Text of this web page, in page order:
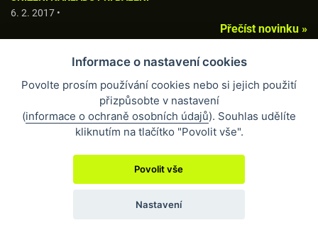
6. 2. 2017 •
Přečíst novinku »
UNIKÁTNÍ KAPACITA PRO VÝROBU BILLBOARDŮ
Informace o nastavení cookies
Povolte prosím používání cookies nebo si jejich použití
přizpůsobte v nastavení
(informace o ochraně osobních údajů). Souhlas udělíte
kliknutím na tlačítko "Povolit vše".
Povolit vše
Nastavení